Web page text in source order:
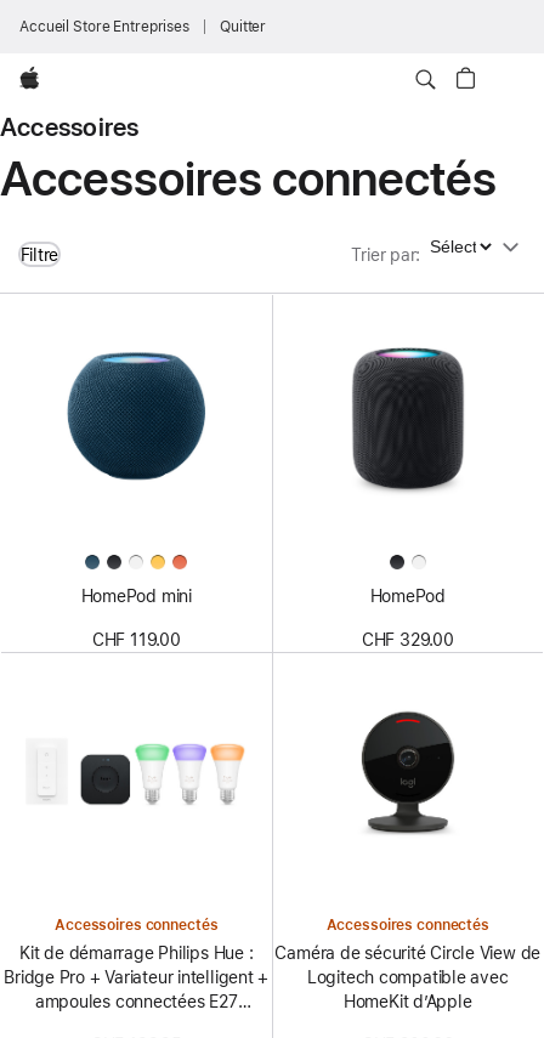
Accueil Store Entreprises Quitter
Apple
Accessoires
Accessoires connectés
Filtre Trier par: Trier par
HomePod mini
CHF 119.00
HomePod
CHF 329.00
Accessoires connectés
Kit de démarrage Philips Hue :
Bridge Pro + Variateur intelligent +
ampoules connectées E27
Accessoires connectés
Caméra de sécurité Circle View de
Logitech compatible avec
HomeKit d’Apple